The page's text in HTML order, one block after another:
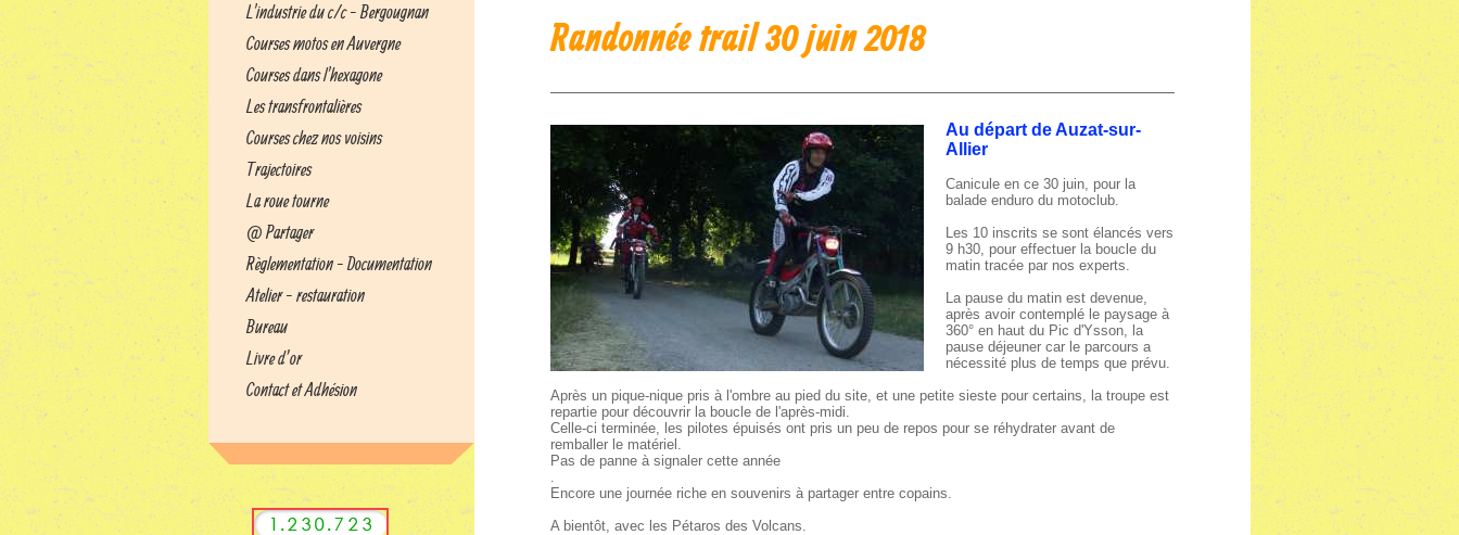
L'industrie du c/c - Bergougnan
Courses motos en Auvergne
Courses dans l'hexagone
Les transfrontalières
Courses chez nos voisins
Trajectoires
La roue tourne
@ Partager
Règlementation - Documentation
Atelier - restauration
Bureau
Livre d’or
Contact et Adhésion
Randonnée trail 30 juin 2018
Au départ de Auzat-sur-
Allier
Canicule en ce 30 juin, pour la
balade enduro du motoclub.
Les 10 inscrits se sont élancés vers
9 h30, pour effectuer la boucle du
matin tracée par nos experts.
La pause du matin est devenue,
après avoir contemplé le paysage à
360° en haut du Pic d'Ysson, la
pause déjeuner car le parcours a
nécessité plus de temps que prévu.
Après un pique-nique pris à l'ombre au pied du site, et une petite sieste pour certains, la troupe est
repartie pour découvrir la boucle de l'après-midi.
Celle-ci terminée, les pilotes épuisés ont pris un peu de repos pour se réhydrater avant de
remballer le matériel.
Pas de panne à signaler cette année
.
Encore une journée riche en souvenirs à partager entre copains.
A bientôt, avec les Pétaros des Volcans.